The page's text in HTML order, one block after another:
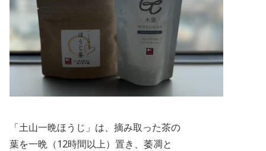
「土山一晩ほうじ」は、摘み取った茶の
葉を一晩（12時間以上）置き、萎凋と